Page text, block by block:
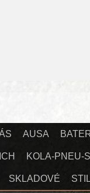
AUSA
KOLA-PNEU-
SKLADOVÉ